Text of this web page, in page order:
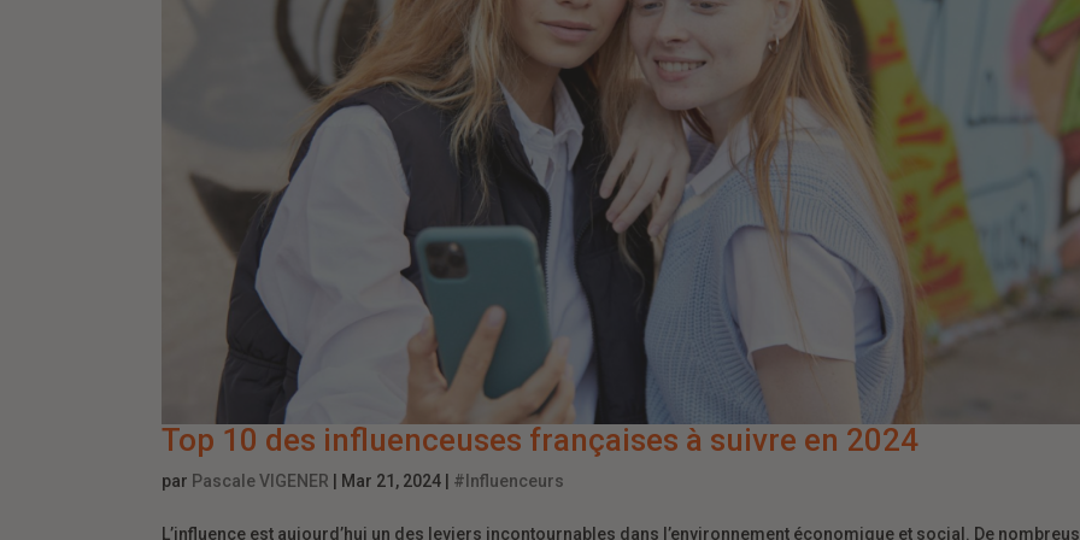
Top 10 des influenceuses françaises à suivre en 2024
par Pascale VIGENER Mar 21, 2024 #Influenceurs
L’influence est aujourd’hui un des leviers incontournables dans l’environnement économique et social. De